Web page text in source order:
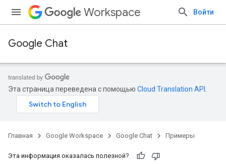
Workspace Войти
Google Chat
Эта страница переведена с помощью Cloud Translation API
Главная Google Workspace Google Chat Примеры
Эта информация оказалась полезной?